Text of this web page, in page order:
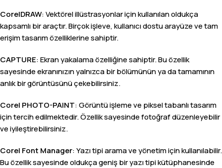
CorelDRAW: Vektörel illüstrasyonlar için kullanılan oldukça
kapsamlı bir araçtır. Birçok işleve, kullanıcı dostu arayüze ve tam
erişim tasarım özelliklerine sahiptir.
CAPTURE: Ekran yakalama özelliğine sahiptir. Bu özellik
sayesinde ekranınızın yalnızca bir bölümünün ya da tamamının
anlık bir görüntüsünü çekebilirsiniz.
Corel PHOTO-PAINT: Görüntü işleme ve piksel tabanlı tasarım
için tercih edilmektedir. Özellik sayesinde fotoğraf düzenleyebilir
ve iyileştirebilirsiniz.
Corel Font Manager: Yazı tipi arama ve yönetim için kullanılabilir.
Bu özellik sayesinde oldukça geniş bir yazı tipi kütüphanesinde